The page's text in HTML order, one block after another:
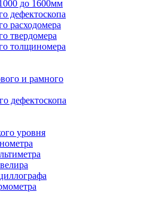
до 1600мм
дефектоскопа
расходомера
твердомера
толщиномера
и рамного
дефектоскопа
уровня